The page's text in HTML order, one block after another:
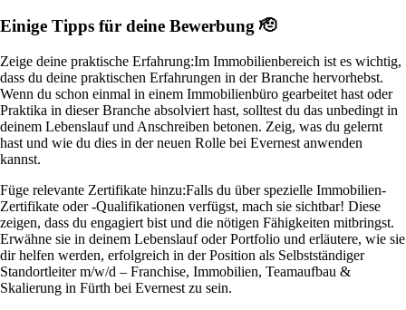
Einige Tipps für deine Bewerbung 🫡
Zeige deine praktische Erfahrung:Im Immobilienbereich ist es wichtig,
dass du deine praktischen Erfahrungen in der Branche hervorhebst.
Wenn du schon einmal in einem Immobilienbüro gearbeitet hast oder
Praktika in dieser Branche absolviert hast, solltest du das unbedingt in
deinem Lebenslauf und Anschreiben betonen. Zeig, was du gelernt
hast und wie du dies in der neuen Rolle bei Evernest anwenden
kannst.
Füge relevante Zertifikate hinzu:Falls du über spezielle Immobilien-
Zertifikate oder -Qualifikationen verfügst, mach sie sichtbar! Diese
zeigen, dass du engagiert bist und die nötigen Fähigkeiten mitbringst.
Erwähne sie in deinem Lebenslauf oder Portfolio und erläutere, wie sie
dir helfen werden, erfolgreich in der Position als Selbstständiger
Standortleiter m/w/d – Franchise, Immobilien, Teamaufbau &
Skalierung in Fürth bei Evernest zu sein.